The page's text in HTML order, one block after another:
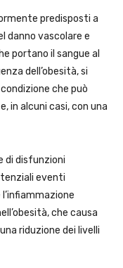
predisposti a
danno vascolare e
portano il sangue al
dell’obesità, si
che può
in alcuni casi, con una
di disfunzioni
eventi
che causa
riduzione dei livelli